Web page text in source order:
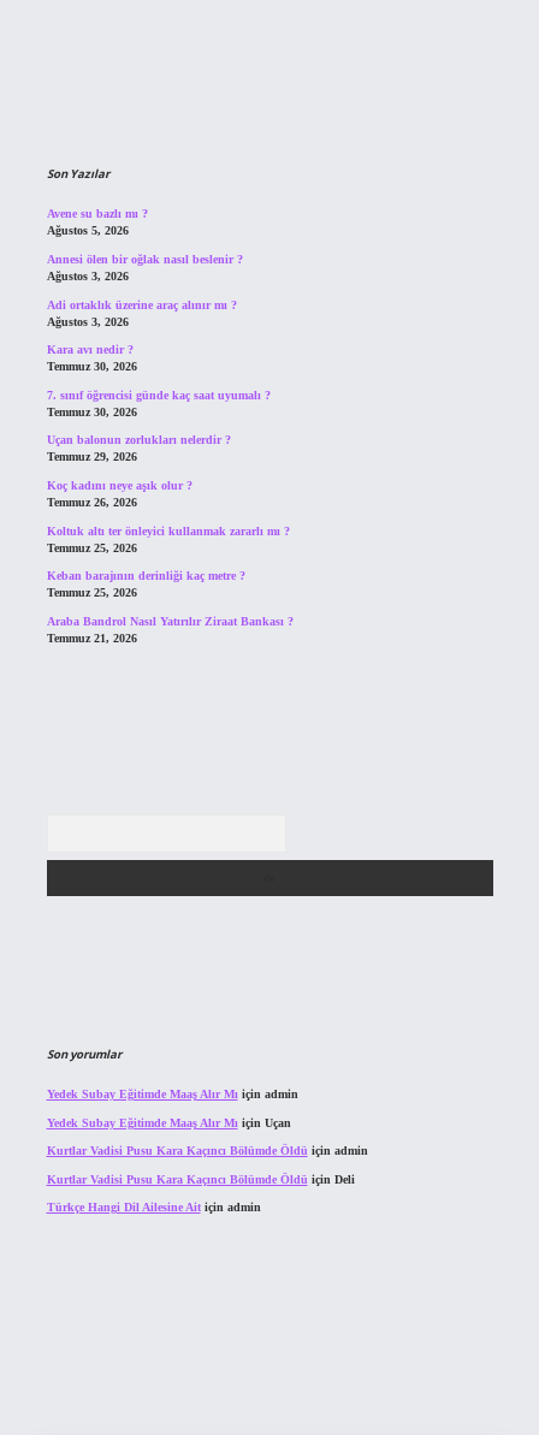
Son Yazılar
Avene su bazlı mı ?
Ağustos 5, 2026
Annesi ölen bir oğlak nasıl beslenir ?
Ağustos 3, 2026
Adi ortaklık üzerine araç alınır mı ?
Ağustos 3, 2026
Kara avı nedir ?
Temmuz 30, 2026
7. sınıf öğrencisi günde kaç saat uyumalı ?
Temmuz 30, 2026
Uçan balonun zorlukları nelerdir ?
Temmuz 29, 2026
Koç kadını neye aşık olur ?
Temmuz 26, 2026
Koltuk altı ter önleyici kullanmak zararlı mı ?
Temmuz 25, 2026
Keban barajının derinliği kaç metre ?
Temmuz 25, 2026
Araba Bandrol Nasıl Yatırılır Ziraat Bankası ?
Temmuz 21, 2026
Son yorumlar
Yedek Subay Eğitimde Maaş Alır Mı için admin
Yedek Subay Eğitimde Maaş Alır Mı için Uçan
Kurtlar Vadisi Pusu Kara Kaçıncı Bölümde Öldü için admin
Kurtlar Vadisi Pusu Kara Kaçıncı Bölümde Öldü için Deli
Türkçe Hangi Dil Ailesine Aitiçin admin